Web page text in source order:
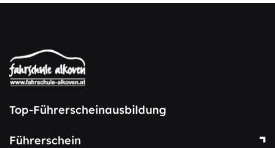
Top-Führerscheinausbildung
Führerschein